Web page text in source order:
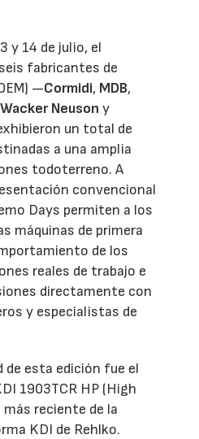
y 14 de julio, el
fabricantes de
—Cormidi, MDB,
Wacker Neuson y
un total de
a una amplia
todoterreno. A
convencional
Days permiten a los
máquinas de primera
de los
reales de trabajo e
directamente con
y especialistas de
de esta edición fue el
1903TCR HP (High
más reciente de la
KDI de Rehlko.